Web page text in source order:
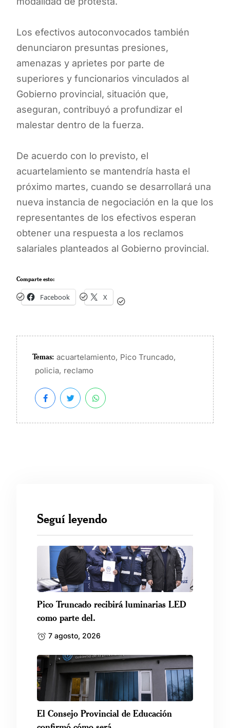
Los efectivos autoconvocados también
denunciaron presuntas presiones,
amenazas y aprietes por parte de
superiores y funcionarios vinculados al
Gobierno provincial, situación que,
aseguran, contribuyó a profundizar el
malestar dentro de la fuerza.
De acuerdo con lo previsto, el
acuartelamiento se mantendría hasta el
próximo martes, cuando se desarrollará una
nueva instancia de negociación en la que los
representantes de los efectivos esperan
obtener una respuesta a los reclamos
salariales planteados al Gobierno provincial.
Comparte esto:
Facebook X
Temas: acuartelamiento, Pico Truncado,
policia, reclamo
Seguí leyendo
Pico Truncado recibirá luminarias LED
como parte del.
7 agosto, 2026
El Consejo Provincial de Educación